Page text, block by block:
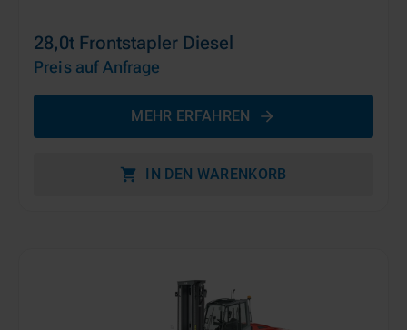
28,0t Frontstapler Diesel
Preis auf Anfrage
MEHR ERFAHREN
IN DEN WARENKORB